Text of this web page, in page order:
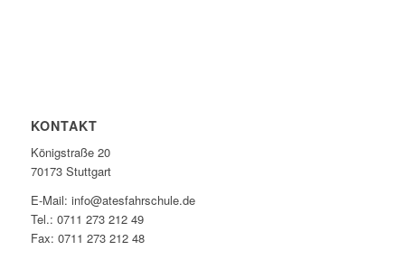
KONTAKT
Königstraße 20
70173 Stuttgart
E-Mail: info@atesfahrschule.de
Tel.: 0711 273 212 49
Fax: 0711 273 212 48